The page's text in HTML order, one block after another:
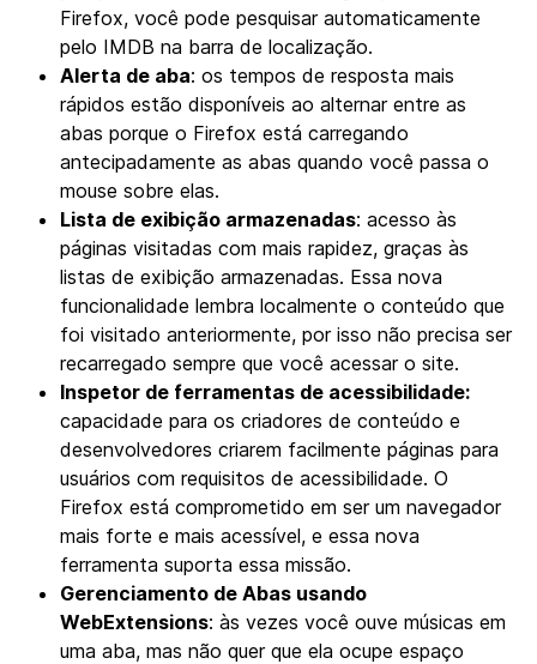
Firefox, você pode pesquisar automaticamente
pelo IMDB na barra de localização.
Alerta de aba: os tempos de resposta mais
rápidos estão disponíveis ao alternar entre as
abas porque o Firefox está carregando
antecipadamente as abas quando você passa o
mouse sobre elas.
Lista de exibição armazenadas: acesso às
páginas visitadas com mais rapidez, graças às
listas de exibição armazenadas. Essa nova
funcionalidade lembra localmente o conteúdo que
foi visitado anteriormente, por isso não precisa ser
recarregado sempre que você acessar o site.
Inspetor de ferramentas de acessibilidade:
capacidade para os criadores de conteúdo e
desenvolvedores criarem facilmente páginas para
usuários com requisitos de acessibilidade. O
Firefox está comprometido em ser um navegador
mais forte e mais acessível, e essa nova
ferramenta suporta essa missão.
Gerenciamento de Abas usando
WebExtensions: às vezes você ouve músicas em
uma aba, mas não quer que ela ocupe espaço